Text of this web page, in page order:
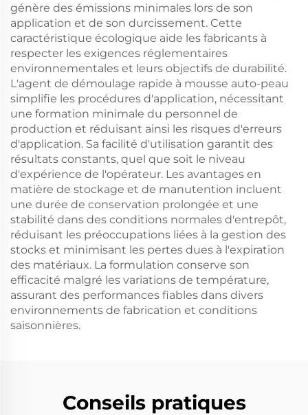
génère des émissions minimales lors de son
application et de son durcissement. Cette
caractéristique écologique aide les fabricants à
respecter les exigences réglementaires
environnementales et leurs objectifs de durabilité.
L'agent de démoulage rapide à mousse auto-peau
simplifie les procédures d'application, nécessitant
une formation minimale du personnel de
production et réduisant ainsi les risques d'erreurs
d'application. Sa facilité d'utilisation garantit des
résultats constants, quel que soit le niveau
d'expérience de l'opérateur. Les avantages en
matière de stockage et de manutention incluent
une durée de conservation prolongée et une
stabilité dans des conditions normales d'entrepôt,
réduisant les préoccupations liées à la gestion des
stocks et minimisant les pertes dues à l'expiration
des matériaux. La formulation conserve son
efficacité malgré les variations de température,
assurant des performances fiables dans divers
environnements de fabrication et conditions
saisonnières.
Conseils pratiques